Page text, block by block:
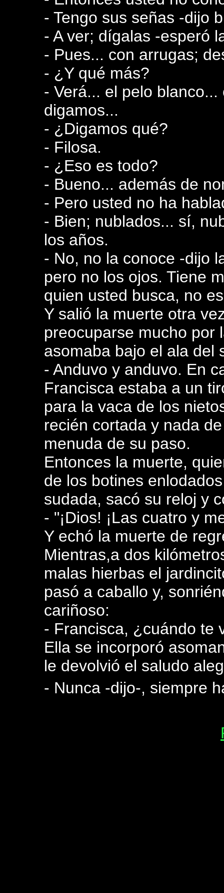
- Tengo sus señas -dijo
- A ver; dígalas -esperó
- Pues... con arrugas;
- ¿Y qué más?
- Verá... el pelo
digamos...
- ¿Digamos qué?
- Filosa.
- ¿Eso es todo?
- Bueno... además de
- Pero usted no ha
- Bien; nublados... sí,
los años.
- No, no la conoce -dijo
pero no los ojos. Tiene
quien usted busca, no
Y salió la muerte otra
preocuparse mucho por
asomaba bajo el ala del
- Anduvo y anduvo. En
Francisca estaba a un
para la vaca de los
recién cortada y nada
menuda de su paso.
Entonces la muerte,
de los botines
sudada, sacó su reloj y
- "¡Dios! ¡Las cuatro y
Y echó la muerte de
Mientras,a dos
malas hierbas el
pasó a caballo y,
cariñoso:
- Francisca, ¿cuándo te
Ella se incorporó
le devolvió el saludo
- Nunca -dijo-, siempre